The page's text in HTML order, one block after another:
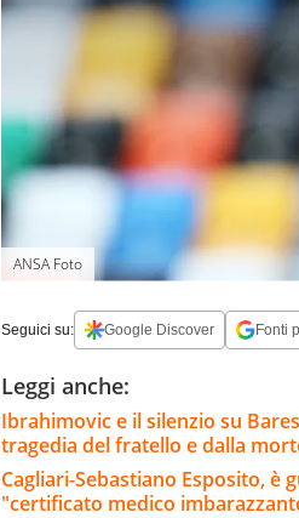
ANSA Foto
Seguici su: Google Discover Fonti
Leggi anche:
Ibrahimovic e il silenzio su
tragedia del fratello e dalla
Cagliari-Sebastiano Esposito,
"certificato medico